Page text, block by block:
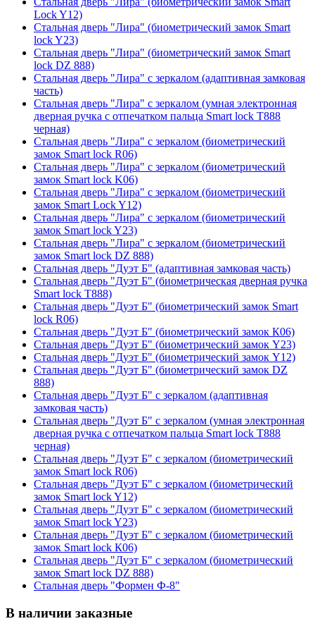
Lock Y12)
Стальная дверь "Лира" (биометрический замок Smart
lock Y23)
Стальная дверь "Лира" (биометрический замок Smart
lock DZ 888)
Стальная дверь "Лира" с зеркалом (адаптивная замковая
часть)
Стальная дверь "Лира" с зеркалом (умная электронная
дверная ручка с отпечатком пальца Smart lock T888
черная)
Стальная дверь "Лира" с зеркалом (биометрический
замок Smart lock R06)
Стальная дверь "Лира" с зеркалом (биометрический
замок Smart lock K06)
Стальная дверь "Лира" с зеркалом (биометрический
замок Smart Lock Y12)
Стальная дверь "Лира" с зеркалом (биометрический
замок Smart lock Y23)
Стальная дверь "Лира" с зеркалом (биометрический
замок Smart lock DZ 888)
Стальная дверь "Дуэт Б" (адаптивная замковая часть)
Стальная дверь "Дуэт Б" (биометрическая дверная ручка
Smart lock T888)
Стальная дверь "Дуэт Б" (биометрический замок Smart
lock R06)
Стальная дверь "Дуэт Б" (биометрический замок К06)
Стальная дверь "Дуэт Б" (биометрический замок Y23)
Стальная дверь "Дуэт Б" (биометрический замок Y12)
Стальная дверь "Дуэт Б" (биометрический замок DZ
888)
Стальная дверь "Дуэт Б" с зеркалом (адаптивная
замковая часть)
Стальная дверь "Дуэт Б" с зеркалом (умная электронная
дверная ручка с отпечатком пальца Smart lock T888
черная)
Стальная дверь "Дуэт Б" с зеркалом (биометрический
замок Smart lock R06)
Стальная дверь "Дуэт Б" с зеркалом (биометрический
замок Smart lock Y12)
Стальная дверь "Дуэт Б" с зеркалом (биометрический
замок Smart lock Y23)
Стальная дверь "Дуэт Б" с зеркалом (биометрический
замок Smart lock К06)
Стальная дверь "Дуэт Б" с зеркалом (биометрический
замок Smart lock DZ 888)
Стальная дверь "Формен Ф-8"
В наличии заказные